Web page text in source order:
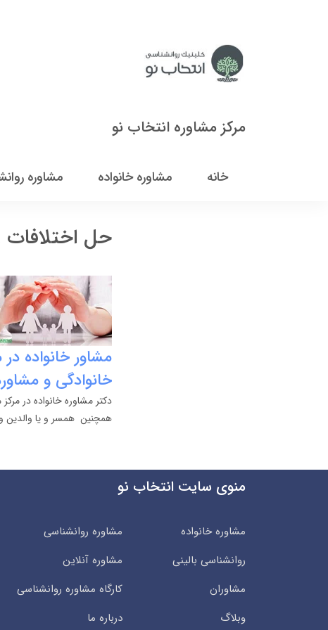
مرکز مشاوره انتخاب نو
خانه مشاوره خانواده مشاوره
حل
مشاور خانواده
خانوادگی و
دکتر مشاوره خانواده در
همچنین همسر و یا والدین
منوی سایت انتخاب نو
مشاوره خانواده
مشاوره روانشناسی
روانشناسی بالینی
مشاوره آنلاین
مشاوران
کارگاه مشاوره روانشناسی
وبلاگ
درباره ما